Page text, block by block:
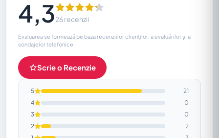
4,326 recenzii
Evaluarea se formează pe baza recenziilor clienților, a evaluărilor și a
sondajelor telefonice.
Scrie o Recenzie
5
21
4
0
3
0
2
2